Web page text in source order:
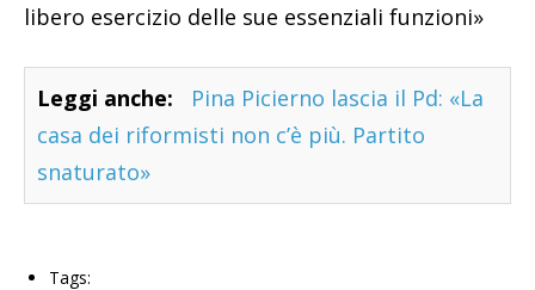
libero esercizio delle sue essenziali funzioni»
Leggi anche:
Pina Picierno lascia il Pd: «La
casa dei riformisti non c’è più. Partito
snaturato»
Tags: